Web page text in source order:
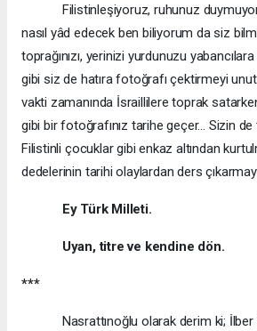
Filistinleşiyoruz, ruhunuz duymuyor!
nasıl yâd edecek ben biliyorum da siz
toprağınızı, yerinizi yurdunuzu
gibi siz de hatıra fotoğrafı çektirmeyi
vakti zamanında İsraillilere toprak
gibi bir fotoğrafınız tarihe geçer... Sizin de
Filistinli çocuklar gibi enkaz altından
dedelerinin tarihi olaylardan ders
Ey Türk Milleti.
Uyan, titre ve kendine dön.
***
Nasrattınoğlu olarak derim ki; İlber